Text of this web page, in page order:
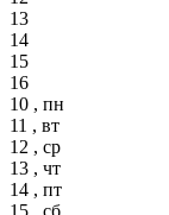
13
14
15
16
10 , пн
11 , вт
12 , ср
13 , чт
14 , пт
15 , сб